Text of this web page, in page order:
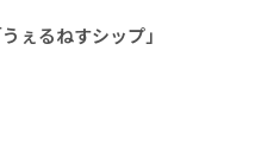
ぇるねすシップ」